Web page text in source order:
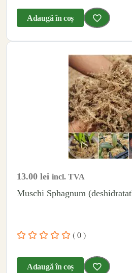
Adaugă în coș
13.00 lei incl. TVA
Muschi Sphagnum
( 0 )
Adaugă în coș